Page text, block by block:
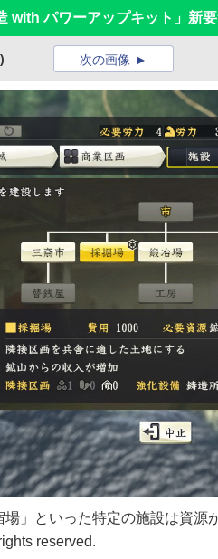
with パワーアップキット」新
次の画像
場」といった特定の施設は資
reserved.